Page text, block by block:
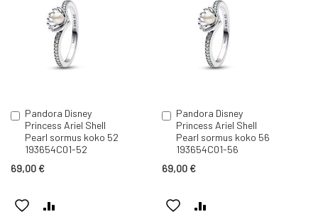
Pandora Disney
Princess Ariel Shell
Pearl sormus koko 52
193654C01-52
69,00 €
Lisää
ostoskoriin
LISÄÄ
Pandora Disney
Princess Ariel Shell
Pearl sormus koko 56
193654C01-56
69,00 €
Lisää
ostoskoriin
LISÄÄ